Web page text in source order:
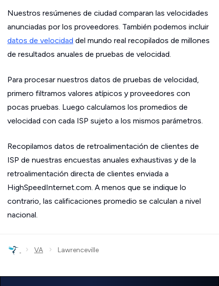
Nuestros resúmenes de ciudad comparan las velocidades
anunciadas por los proveedores. También podemos incluir
datos de velocidad del mundo real recopilados de millones
de resultados anuales de pruebas de velocidad.
Para procesar nuestros datos de pruebas de velocidad,
primero filtramos valores atípicos y proveedores con
pocas pruebas. Luego calculamos los promedios de
velocidad con cada ISP sujeto a los mismos parámetros.
Recopilamos datos de retroalimentación de clientes de
ISP de nuestras encuestas anuales exhaustivas y de la
retroalimentación directa de clientes enviada a
HighSpeedInternet.com. A menos que se indique lo
contrario, las calificaciones promedio se calculan a nivel
nacional.
› VA › Lawrenceville